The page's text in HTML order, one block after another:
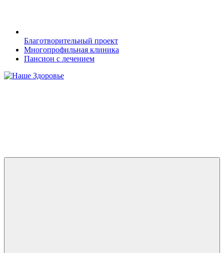
Благотворительный проект
Многопрофильная клиника
Пансион с лечением